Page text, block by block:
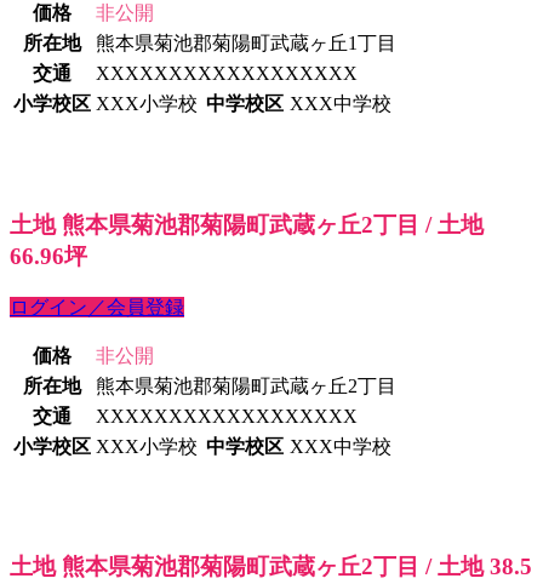
価格
非公開
所在地
熊本県菊池郡菊陽町武蔵ヶ丘1丁目
交通
XXXXXXXXXXXXXXXXXX
小学校区 XXX小学校 中学校区 XXX中学校
土地 熊本県菊池郡菊陽町武蔵ヶ丘2丁目 / 土地
66.96坪
ログイン／会員登録
価格
非公開
所在地
熊本県菊池郡菊陽町武蔵ヶ丘2丁目
交通
XXXXXXXXXXXXXXXXXX
小学校区 XXX小学校 中学校区 XXX中学校
土地 熊本県菊池郡菊陽町武蔵ヶ丘2丁目 / 土地 38.5